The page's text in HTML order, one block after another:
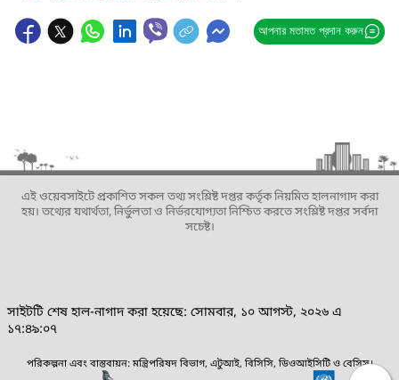
আপনার মতামত প্রদান করুন
এই ওয়েবসাইটে প্রকাশিত সকল তথ্য সংশ্লিষ্ট দপ্তর কর্তৃক নিয়মিত হালনাগাদ করা
হয়। তথ্যের যথার্থতা, নির্ভুলতা ও নির্ভরযোগ্যতা নিশ্চিত করতে সংশ্লিষ্ট দপ্তর সর্বদা
সচেষ্ট।
সাইটটি শেষ হাল-নাগাদ করা হয়েছে: সোমবার, ১০ আগস্ট, ২০২৬ এ
১৭:৪৯:০৭
পরিকল্পনা এবং বাস্তবায়ন: মন্ত্রিপরিষদ বিভাগ, এটুআই, বিসিসি, ডিওআইসিটি ও বেসিস।